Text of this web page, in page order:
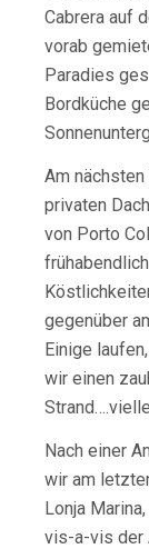
Cabrera auf
vorab
Paradies
Bordküche
Am
privaten
von Porto
gegenüber
Einige
wir einen
Nach einer
wir am
Lonja
vis-a-vis der